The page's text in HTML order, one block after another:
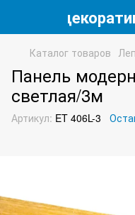
Каталог товаров
Панель
светлая/3м
Артикул: ET 406L-3